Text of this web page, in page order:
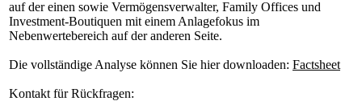
auf der einen sowie Vermögensverwalter, Family Offices und
Investment-Boutiquen mit einem Anlagefokus im
Nebenwertebereich auf der anderen Seite.
Die vollständige Analyse können Sie hier downloaden: Factsheet
Kontakt für Rückfragen: